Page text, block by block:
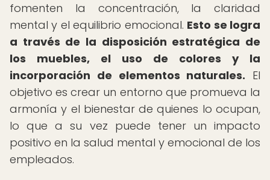
fomenten la concentración, la claridad
mental y el equilibrio emocional. Esto se logra
a través de la disposición estratégica de
los muebles, el uso de colores y la
incorporación de elementos naturales. El
objetivo es crear un entorno que promueva la
armonía y el bienestar de quienes lo ocupan,
lo que a su vez puede tener un impacto
positivo en la salud mental y emocional de los
empleados.